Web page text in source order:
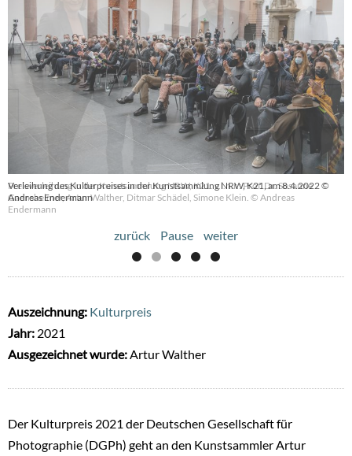
Verleihung des Kulturpreises in der Kunstsammlung NRW, K21, am 8.4.2022 ©
Andreas Endermann
zurück Pause weiter
Auszeichnung: Kulturpreis
Jahr: 2021
Ausgezeichnet wurde:Artur Walther
Der Kulturpreis 2021 der Deutschen Gesellschaft für
Photographie (DGPh) geht an den Kunstsammler Artur